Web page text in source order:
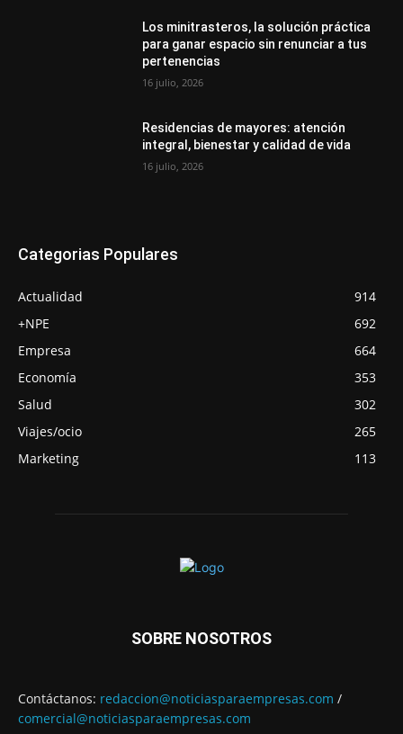
Los minitrasteros, la solución práctica
para ganar espacio sin renunciar a tus
pertenencias
16 julio, 2026
Residencias de mayores: atención
integral, bienestar y calidad de vida
16 julio, 2026
Categorias Populares
Actualidad
914
+NPE
692
Empresa
664
Economía
353
Salud
302
Viajes/ocio
265
Marketing
113
SOBRE NOSOTROS
Contáctanos: redaccion@noticiasparaempresas.com /
comercial@noticiasparaempresas.com